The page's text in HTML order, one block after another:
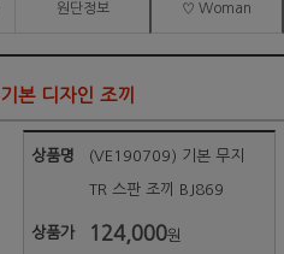
원단정보 ♡ Woman
기본 디자인 조끼
상품명 (VE190709) 기본 무지
TR 스판 조끼 BJ869
상품가 124,000원